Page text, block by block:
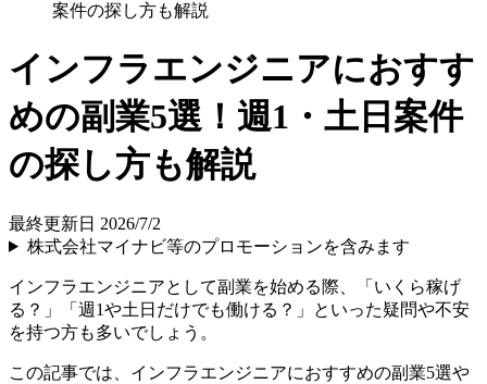
案件の探し方も解説
インフラエンジニアにおすす
めの副業5選！週1・土日案件
の探し方も解説
最終更新日 2026/7/2
株式会社マイナビ等のプロモーションを含みます
インフラエンジニアとして副業を始める際、「いくら稼げ
る？」「週1や土日だけでも働ける？」といった疑問や不安
を持つ方も多いでしょう。
この記事では、 インフラエンジニアにおすすめの副業5選や